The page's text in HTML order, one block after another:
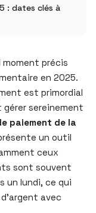
: dates clés à
moment précis
en 2025.
est primordial
gérer sereinement
paiement de la
un outil
ceux
sont souvent
un lundi, ce qui
avec